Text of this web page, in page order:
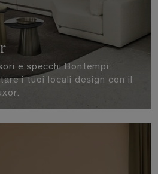
e specchi Bontempi:
i tuoi locali design con il